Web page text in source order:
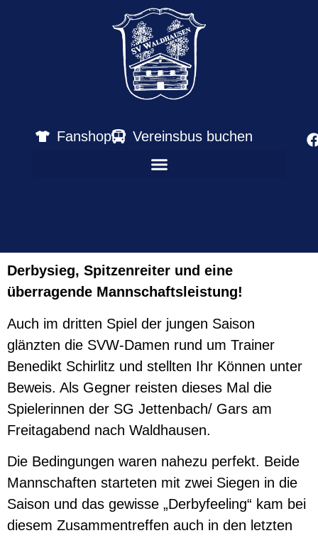
Fanshop Vereinsbus buchen
Derbysieg, Spitzenreiter und eine
überragende Mannschaftsleistung!
Auch im dritten Spiel der jungen Saison
glänzten die SVW-Damen rund um Trainer
Benedikt Schirlitz und stellten Ihr Können unter
Beweis. Als Gegner reisten dieses Mal die
Spielerinnen der SG Jettenbach/ Gars am
Freitagabend nach Waldhausen.
Die Bedingungen waren nahezu perfekt. Beide
Mannschaften starteten mit zwei Siegen in die
Saison und das gewisse „Derbyfeeling“ kam bei
diesem Zusammentreffen auch in den letzten